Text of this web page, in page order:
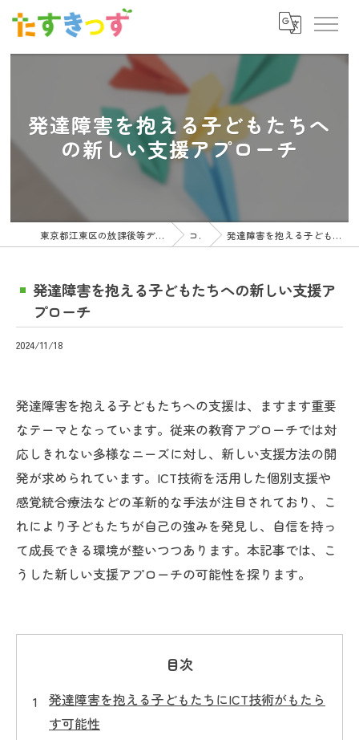
発達障害を抱える子どもたちへ
の新しい支援アプローチ
東京都江東区の放課後等デイサービスの求人ならたすきっず コラム 発達障害を抱える子どもたちへの新しい支援アプローチ
発達障害を抱える子どもたちへの新しい支援ア
プローチ
2024/11/18
発達障害を抱える子どもたちへの支援は、ますます重要
なテーマとなっています。従来の教育アプローチでは対
応しきれない多様なニーズに対し、新しい支援方法の開
発が求められています。ICT技術を活用した個別支援や
感覚統合療法などの革新的な手法が注目されており、こ
れにより子どもたちが自己の強みを発見し、自信を持っ
て成長できる環境が整いつつあります。本記事では、こ
うした新しい支援アプローチの可能性を探ります。
目次
発達障害を抱える子どもたちにICT技術がもたら
す可能性